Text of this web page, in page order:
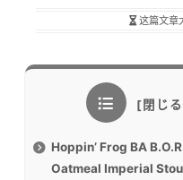
这篇文章
Hoppin’ Frog BA
Oatmeal Imperial